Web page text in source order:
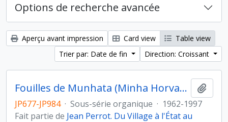
Options de recherche avancée
Aperçu avant impression Card view
Table view
Trier par: Date de fin
Direction: Croissant
Fouilles de Munhata (Minha Horvat) sous la direction de Jean Perrot
JP677-JP984 · Sous-série organique · 1962-1997
Fait partie de Jean Perrot. Du Village à l'État au